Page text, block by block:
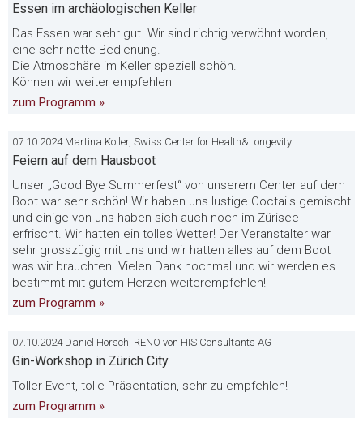
Essen im archäologischen Keller
Das Essen war sehr gut. Wir sind richtig verwöhnt worden,
eine sehr nette Bedienung.
Die Atmosphäre im Keller speziell schön.
Können wir weiter empfehlen
zum Programm »
07.10.2024 Martina Koller, Swiss Center for Health&Longevity
Feiern auf dem Hausboot
Unser „Good Bye Summerfest“ von unserem Center auf dem
Boot war sehr schön! Wir haben uns lustige Coctails gemischt
und einige von uns haben sich auch noch im Zürisee
erfrischt. Wir hatten ein tolles Wetter! Der Veranstalter war
sehr grosszügig mit uns und wir hatten alles auf dem Boot
was wir brauchten. Vielen Dank nochmal und wir werden es
bestimmt mit gutem Herzen weiterempfehlen!
zum Programm »
07.10.2024 Daniel Horsch, RENO von HIS Consultants AG
Gin-Workshop in Zürich City
Toller Event, tolle Präsentation, sehr zu empfehlen!
zum Programm »